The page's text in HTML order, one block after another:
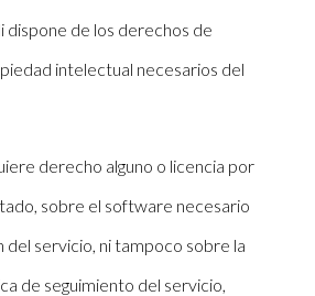
dispone de los derechos de
intelectual necesarios del
derecho alguno o licencia por
sobre el software necesario
del servicio, ni tampoco sobre la
de seguimiento del servicio,